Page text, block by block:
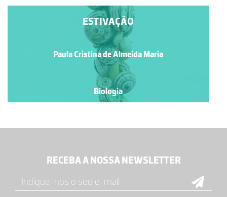
ESTIVAÇÃO
Paula Cristina de Almeida Maria
Biologia
RECEBA A NOSSA NEWSLETTER